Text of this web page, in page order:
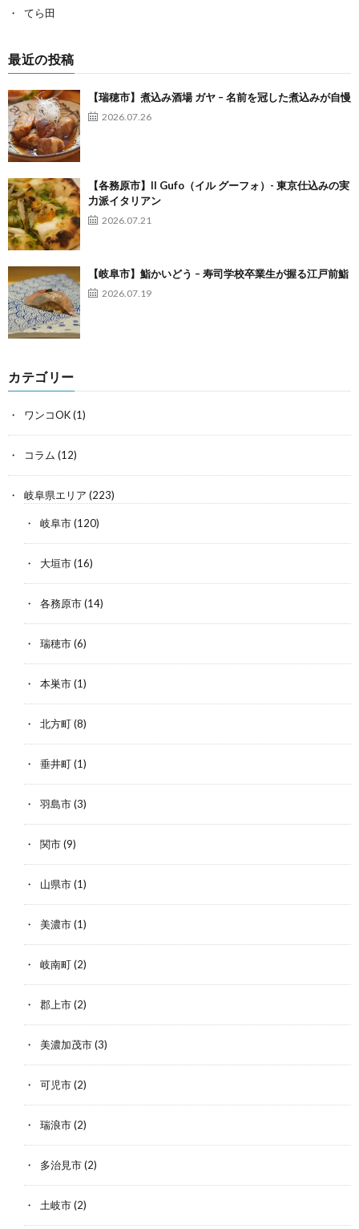
てら田
最近の投稿
【瑞穂市】煮込み酒場 ガヤ – 名前を冠した煮込みが自慢
2026.07.26
【各務原市】Il Gufo（イル グーフォ）- 東京仕込みの実
力派イタリアン
2026.07.21
【岐阜市】鮨かいどう – 寿司学校卒業生が握る江戸前鮨
2026.07.19
カテゴリー
ワンコOK(1)
コラム (12)
岐阜県エリア (223)
岐阜市(120)
大垣市(16)
各務原市(14)
瑞穂市(6)
本巣市(1)
北方町(8)
垂井町(1)
羽島市(3)
関市(9)
山県市(1)
美濃市(1)
岐南町(2)
郡上市(2)
美濃加茂市(3)
可児市(2)
瑞浪市(2)
多治見市(2)
土岐市(2)